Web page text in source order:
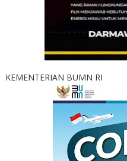
KEMENTERIAN BUMN RI